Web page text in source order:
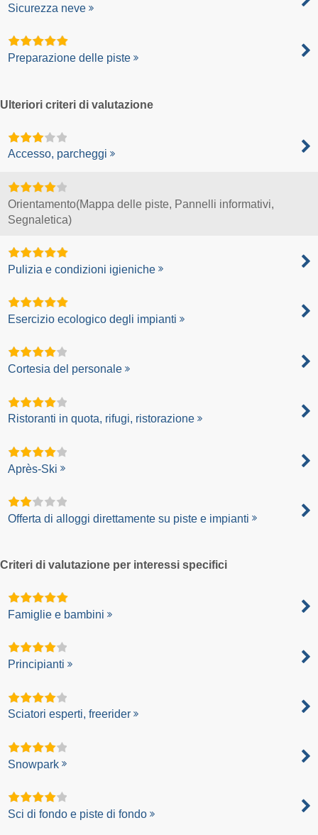
Sicurezza neve
Preparazione delle piste
Ulteriori criteri di valutazione
Accesso, parcheggi
Orientamento(Mappa delle piste, Pannelli informativi,
Segnaletica)
Pulizia e condizioni igieniche
Esercizio ecologico degli impianti
Cortesia del personale
Ristoranti in quota, rifugi, ristorazione
Après-Ski
Offerta di alloggi direttamente su piste e impianti
Criteri di valutazione per interessi specifici
Famiglie e bambini
Principianti
Sciatori esperti, freerider
Snowpark
Sci di fondo e piste di fondo